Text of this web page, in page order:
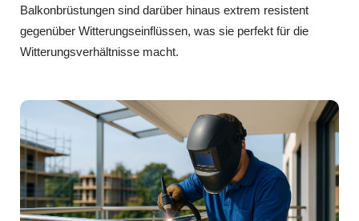
Balkonbrüstungen sind darüber hinaus extrem resistent
gegenüber Witterungseinflüssen, was sie perfekt für die
Witterungsverhältnisse macht.